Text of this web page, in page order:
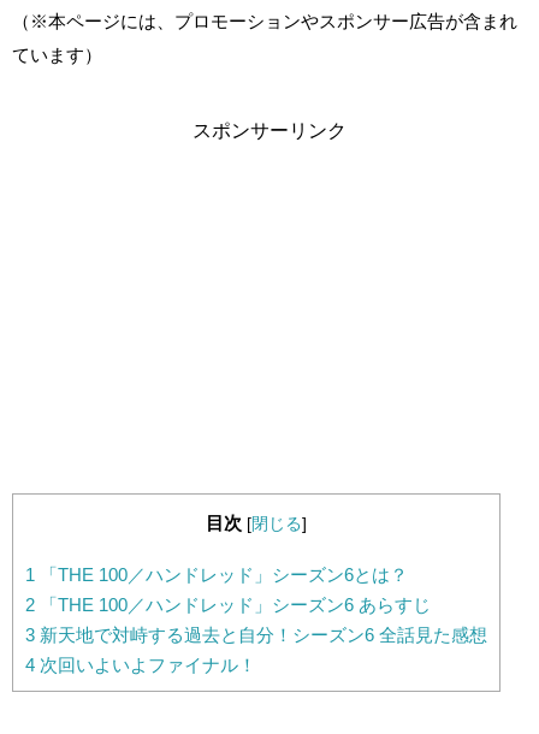
（※本ページには、プロモーションやスポンサー広告が含まれ
ています）
スポンサーリンク
目次 [閉じる]
1 「THE 100／ハンドレッド」シーズン6とは？
2 「THE 100／ハンドレッド」シーズン6 あらすじ
3 新天地で対峙する過去と自分！シーズン6 全話見た感想
4 次回いよいよファイナル！